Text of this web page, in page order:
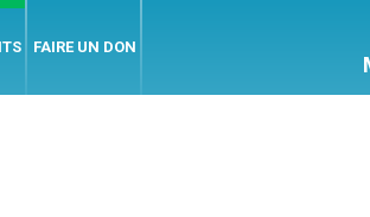
FAIRE UN DON